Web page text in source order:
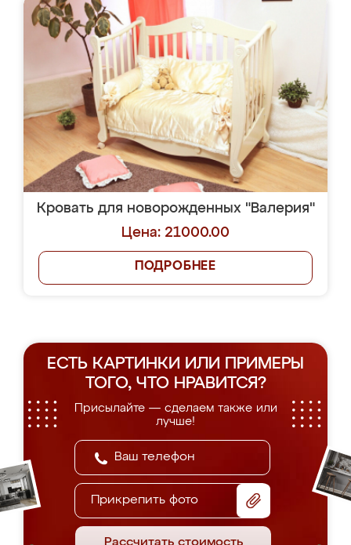
Кровать для новорожденных "Валерия"
Цена: 21000.00
ПОДРОБНЕЕ
ЕСТЬ КАРТИНКИ ИЛИ ПРИМЕРЫ
ТОГО, ЧТО НРАВИТСЯ?
Присылайте — сделаем также или
лучше!
Прикрепить фото